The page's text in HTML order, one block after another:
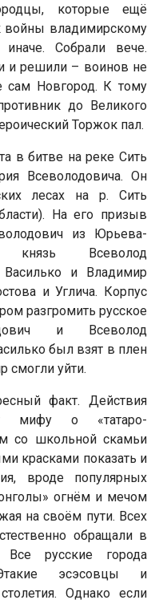
которые ещё
войны владимирскому
Собрали вече.
и решили – воинов не
сам Новгород. К тому
до Великого
Торжок пал.
в битве на реке Сить
Всеволодовича. Он
лесах на р. Сить
На его призыв
из Юрьева-
князь Всеволод
Василько и Владимир
и Углича. Корпус
разгромить русское
и Всеволод
был взят в плен
смогли уйти.
факт. Действия
мифу о «татаро-
со школьной скамьи
красками показать и
вроде популярных
огнём и мечом
на своём пути. Всех
обращали в
русские города
эсэсовцы и
Однако если